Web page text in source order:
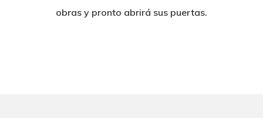
obras y pronto abrirá sus puertas.